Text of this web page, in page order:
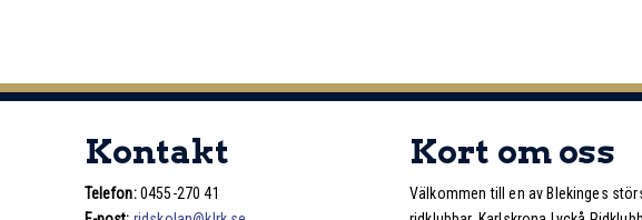
Kontakt
Telefon:0455-270 41
Kort om oss
Välkommen till en av Blekinges